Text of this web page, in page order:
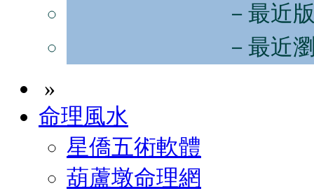
－最近
－最近
»
命理風水
星僑五術軟體
葫蘆墩命理網